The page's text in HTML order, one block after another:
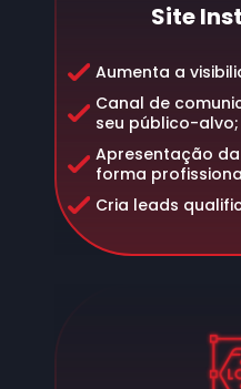
Site
Aumenta a
Canal de
seu público-alvo;
Apresentação
forma
Cria leads